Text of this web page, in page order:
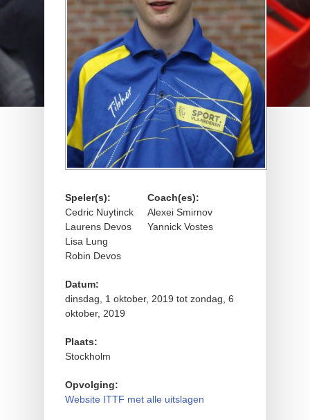
Speler(s):
Cedric Nuytinck
Laurens Devos
Lisa Lung
Robin Devos
Coach(es):
Alexei Smirnov
Yannick Vostes
Datum:
dinsdag, 1 oktober, 2019 tot zondag, 6
oktober, 2019
Plaats:
Stockholm
Opvolging:
Website ITTF met alle uitslagen